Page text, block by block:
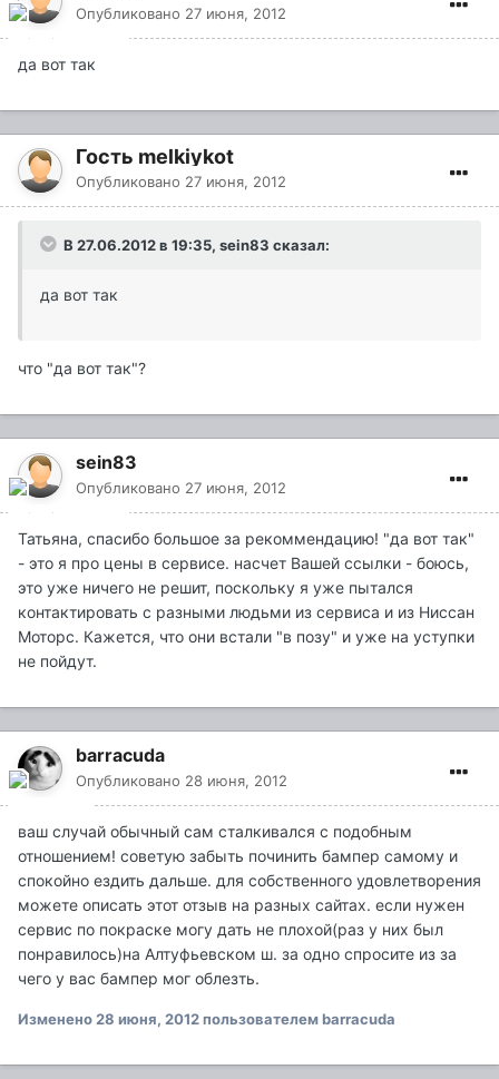
Опубликовано 27 июня, 2012
да вот так
Гость melkiykot
Опубликовано 27 июня, 2012
В 27.06.2012 в 19:35, sein83 сказал:
да вот так
что "да вот так"?
sein83
Опубликовано 27 июня, 2012
Татьяна, спасибо большое за рекоммендацию! "да вот так"
- это я про цены в сервисе. насчет Вашей ссылки - боюсь,
это уже ничего не решит, поскольку я уже пытался
контактировать с разными людьми из сервиса и из Ниссан
Моторс. Кажется, что они встали "в позу" и уже на уступки
не пойдут.
barracuda
Опубликовано 28 июня, 2012
ваш случай обычный сам сталкивался с подобным
отношением! советую забыть починить бампер самому и
спокойно ездить дальше. для собственного удовлетворения
можете описать этот отзыв на разных сайтах. если нужен
сервис по покраске могу дать не плохой(раз у них был
понравилось)на Алтуфьевском ш. за одно спросите из за
чего у вас бампер мог облезть.
Изменено 28 июня, 2012пользователем barracuda